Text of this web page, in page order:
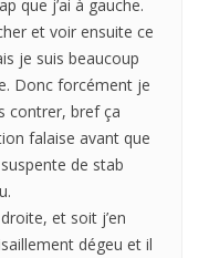
que j’ai à gauche.
et voir ensuite ce
je suis beaucoup
Donc forcément je
contrer, bref ça
falaise avant que
de stab
et soit j’en
dégeu et il